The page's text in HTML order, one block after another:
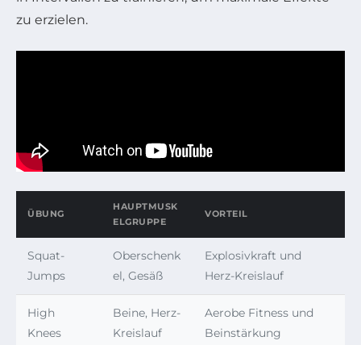
zu erzielen.
ÜBUNG
HAUPTMUSK
ELGRUPPE
VORTEIL
Squat-
Jumps
Oberschenk
el, Gesäß
Explosivkraft und
Herz-Kreislauf
High
Knees
Beine, Herz-
Kreislauf
Aerobe Fitness und
Beinstärkung